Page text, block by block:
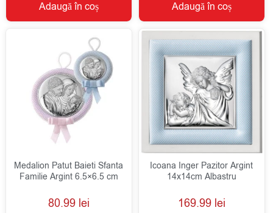
Adaugă în coș Adaugă în coș
Medalion Patut Baieti Sfanta
Familie Argint 6.5×6.5 cm
80.99 lei
Icoana Inger Pazitor Argint
14x14cm Albastru
169.99 lei